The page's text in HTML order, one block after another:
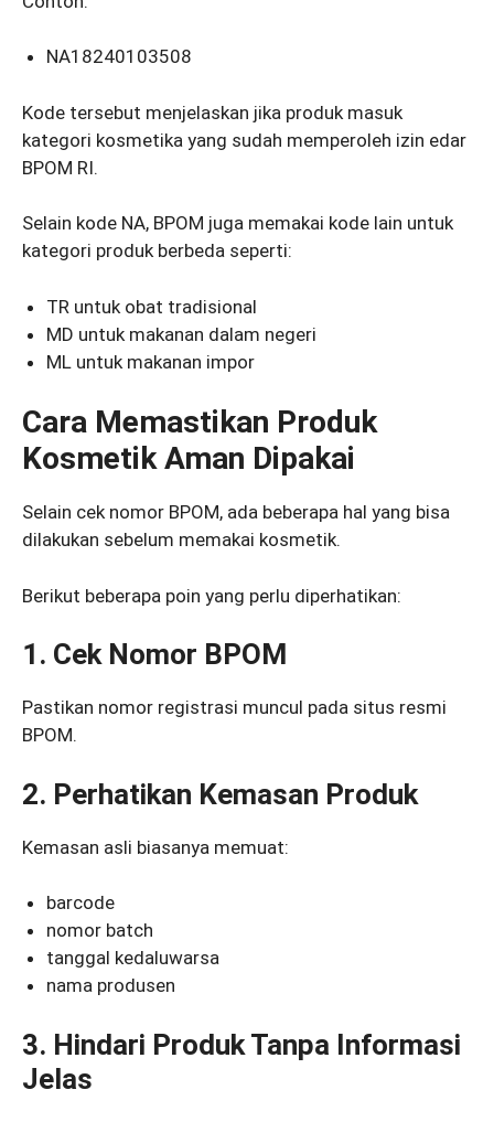
NA18240103508
Kode tersebut menjelaskan jika produk masuk
kategori kosmetika yang sudah memperoleh izin edar
BPOM RI.
Selain kode NA, BPOM juga memakai kode lain untuk
kategori produk berbeda seperti:
TR untuk obat tradisional
MD untuk makanan dalam negeri
ML untuk makanan impor
Cara Memastikan Produk
Kosmetik Aman Dipakai
Selain cek nomor BPOM, ada beberapa hal yang bisa
dilakukan sebelum memakai kosmetik.
Berikut beberapa poin yang perlu diperhatikan:
1. Cek Nomor BPOM
Pastikan nomor registrasi muncul pada situs resmi
BPOM.
2. Perhatikan Kemasan Produk
Kemasan asli biasanya memuat:
barcode
nomor batch
tanggal kedaluwarsa
nama produsen
3. Hindari Produk Tanpa Informasi
Jelas